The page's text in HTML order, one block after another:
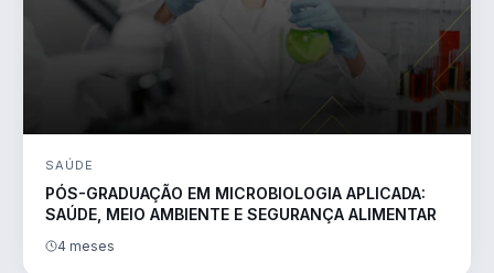
SAÚDE
PÓS-GRADUAÇÃO EM MICROBIOLOGIA APLICADA:
SAÚDE, MEIO AMBIENTE E SEGURANÇA ALIMENTAR
4 meses